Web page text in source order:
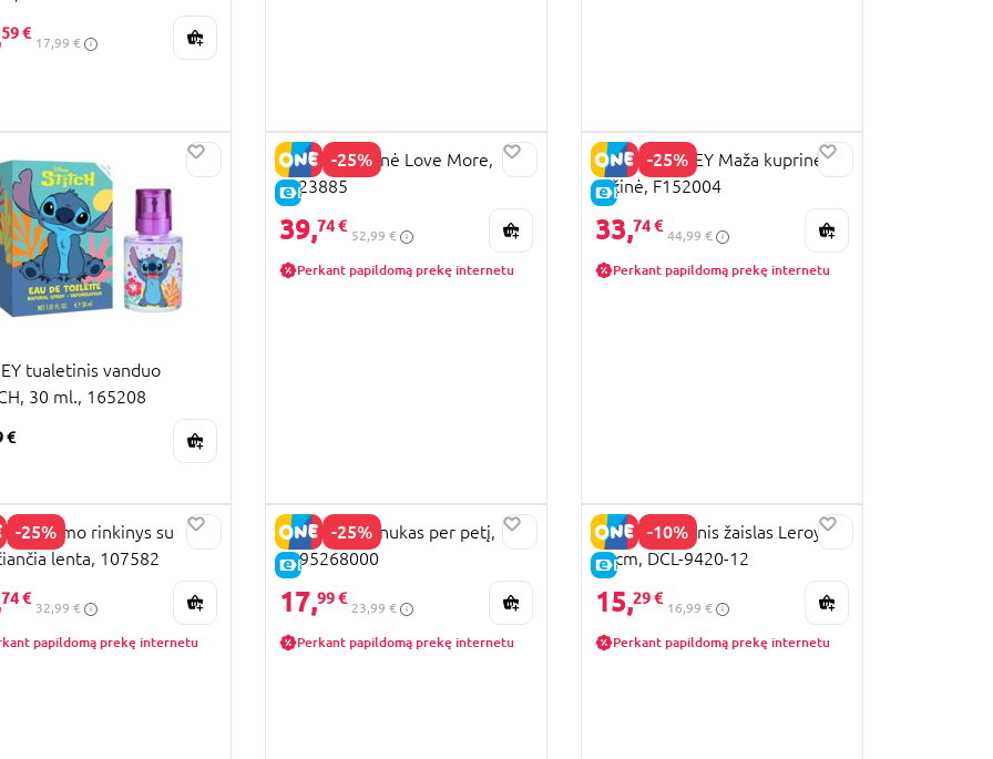
59 €
17,99 €
tualetinis vanduo
30 ml., 165208
€
-25%
E-KAINA
STITCH kuprinė Love More,
F023885
39,74 €
52,99 €
Perkant papildomą prekę internetu
-25%
E-KAINA
STITCH DISNEY Maža kuprinė
rožinė, F152004
33,74 €
44,99 €
Perkant papildomą prekę internetu
-25%
piešimo rinkinys su
lenta, 107582
74 €
32,99 €
papildomą prekę internetu
-25%
E-KAINA
STITCH rankinukas per petį,
9195268000
17,99 €
23,99 €
Perkant papildomą prekę internetu
-10%
E-KAINA
STITCH Pliušinis žaislas Leroy
20cm, DCL-9420-12
15,29 €
16,99 €
Perkant papildomą prekę internetu